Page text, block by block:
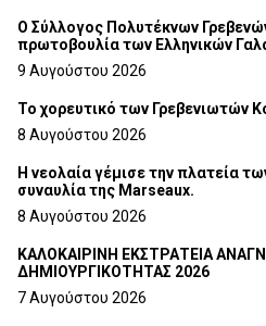
Ο Σύλλογος Πολυτέκνων Γρεβενών
πρωτοβουλία των Ελληνικών
9 Αυγούστου 2026
Το χορευτικό των Γρεβενιωτών
8 Αυγούστου 2026
Η νεολαία γέμισε την πλατεία
συναυλία της Marseaux.
8 Αυγούστου 2026
ΚΑΛΟΚΑΙΡΙΝΗ ΕΚΣΤΡΑΤΕΙΑ
ΔΗΜΙΟΥΡΓΙΚΟΤΗΤΑΣ 2026
7 Αυγούστου 2026